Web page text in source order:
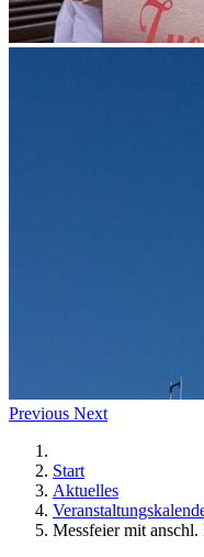
Previous Next
Start
Aktuelles
Messfeier mit